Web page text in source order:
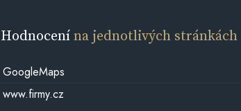
Hodnocenína jednotlivých stránkách
GoogleMaps
www.firmy.cz